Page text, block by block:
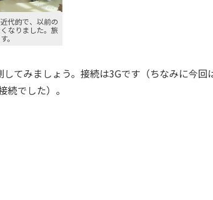
代的で、以前の
なりました。旅
。
てみましょう。接続は3Gです（ちなみに今回
でした）。